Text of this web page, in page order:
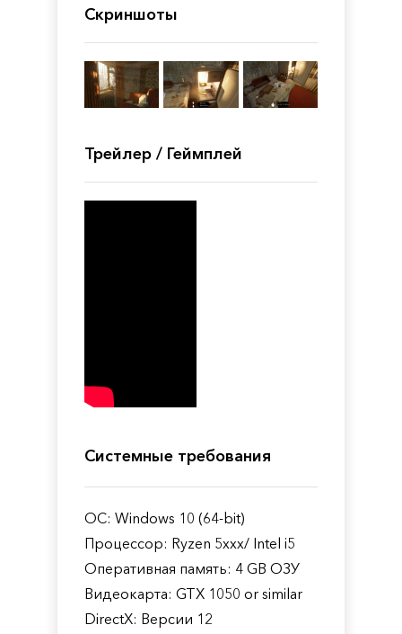
Скриншоты
Трейлер / Геймплей
Системные требования
ОС: Windows 10 (64-bit)
Процессор: Ryzen 5xxx/ Intel i5
Оперативная память: 4 GB ОЗУ
Видеокарта: GTX 1050 or similar
DirectX: Версии 12